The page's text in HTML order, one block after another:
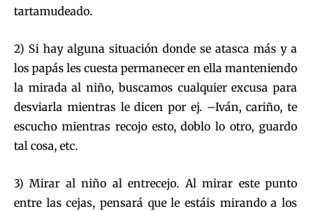
tartamudeado.
2) Si hay alguna situación donde se atasca más y a
los papás les cuesta permanecer en ella manteniendo
la mirada al niño, buscamos cualquier excusa para
desviarla mientras le dicen por ej. –Iván, cariño, te
escucho mientras recojo esto, doblo lo otro, guardo
tal cosa, etc.
3) Mirar al niño al entrecejo. Al mirar este punto
entre las cejas, pensará que le estáis mirando a los